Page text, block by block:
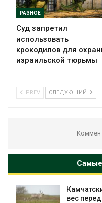
РАЗНОЕ
Суд запретил
использовать
крокодилов для
израильской тюрьмы
PREV СЛЕДУЮЩИЙ
вес